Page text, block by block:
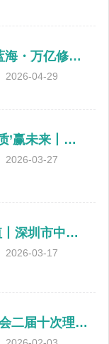
“破局红海・掘金蓝海・万亿修缮・共赢未来” 朗迈集团防水修缮技术交流会成功举办
2026-04-29
以‘静’护智造，以‘质’赢未来丨朗迈公司主协办2026中国涂料工业协会地坪分会年会
2026-03-27
凝聚力量 链接价值丨深圳市中小企业家联谊会企业家一行莅临朗迈公司座谈交流
2026-03-17
深圳市防水行业协会二届十次理事会暨2026年第一次会长工作会议圆满召开